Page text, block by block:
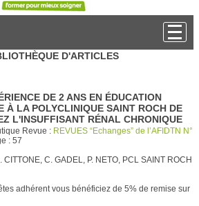
D'ARTICLES
DE 2 ANS EN ÉDUCATION
À LA POLYCLINIQUE SAINT ROCH DE
L'INSUFFISANT RÉNAL CHRONIQUE
Revue : REVUES “Echanges” de l’AFIDTN N°
: 57
C. GADEL, P. NETO, PCL SAINT ROCH
adhérent vous bénéficiez de 5% de remise sur